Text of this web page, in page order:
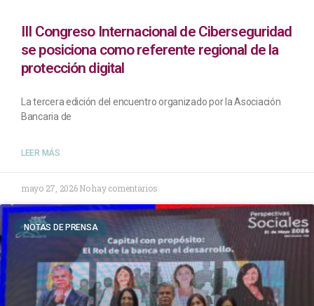
III Congreso Internacional de Ciberseguridad
se posiciona como referente regional de la
protección digital
La tercera edición del encuentro organizado por la Asociación
Bancaria de
LEER MÁS
mayo 27, 2026No hay comentarios
NOTAS DE PRENSA